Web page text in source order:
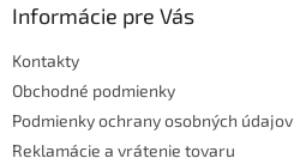
Informácie pre Vás
Kontakty
Obchodné podmienky
Podmienky ochrany osobných údajov
Reklamácie a vrátenie tovaru